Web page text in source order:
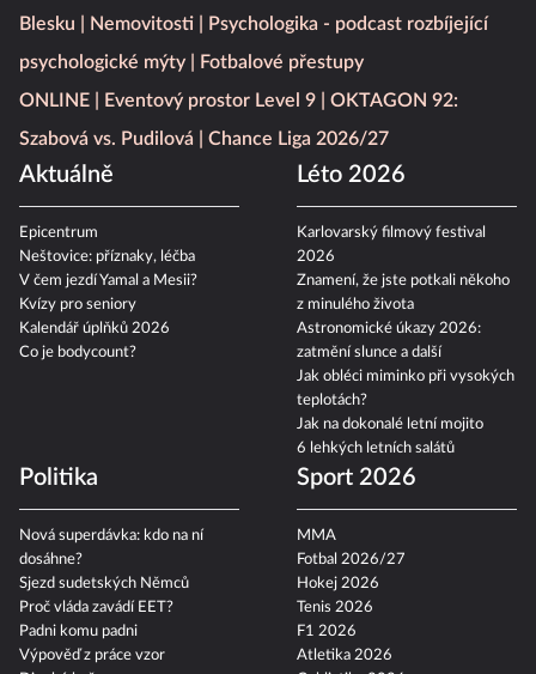
Blesku
Nemovitosti
Psychologika - podcast rozbíjející
psychologické mýty
Fotbalové přestupy
ONLINE
Eventový prostor Level 9
OKTAGON 92:
Szabová vs. Pudilová
Chance Liga 2026/27
Aktuálně
Epicentrum
Neštovice: příznaky, léčba
V čem jezdí Yamal a Mesii?
Kvízy pro seniory
Kalendář úplňků 2026
Co je bodycount?
Léto 2026
Karlovarský filmový festival
2026
Znamení, že jste potkali někoho
z minulého života
Astronomické úkazy 2026:
zatmění slunce a další
Jak obléci miminko při vysokých
teplotách?
Jak na dokonalé letní mojito
6 lehkých letních salátů
Politika
Nová superdávka: kdo na ní
dosáhne?
Sjezd sudetských Němců
Proč vláda zavádí EET?
Padni komu padni
Výpověď z práce vzor
Sport 2026
MMA
Fotbal 2026/27
Hokej 2026
Tenis 2026
F1 2026
Atletika 2026